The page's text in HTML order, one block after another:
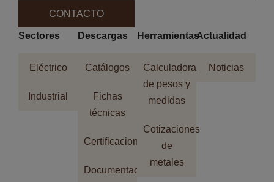
CONTACTO
Sectores
Eléctrico
Industrial
Descargas
Catálogos
Fichas
técnicas
Certificaciones
Documentación
Herramientas
Calculadora
de pesos y
medidas
Cotizaciones
de
metales
Actualidad
Noticias